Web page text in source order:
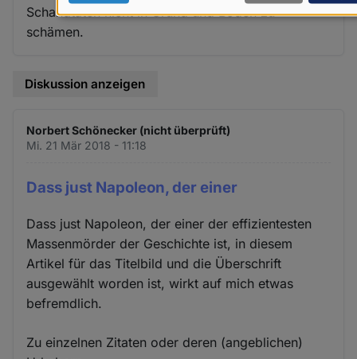
Schandtaten nicht in Grund und Boden zu
schämen.
Diskussion anzeigen
Norbert Schönecker (nicht überprüft)
Mi. 21 Mär 2018 - 11:18
Dass just Napoleon, der einer
Dass just Napoleon, der einer der effizientesten
Massenmörder der Geschichte ist, in diesem
Artikel für das Titelbild und die Überschrift
ausgewählt worden ist, wirkt auf mich etwas
befremdlich.
Zu einzelnen Zitaten oder deren (angeblichen)
Daten
und